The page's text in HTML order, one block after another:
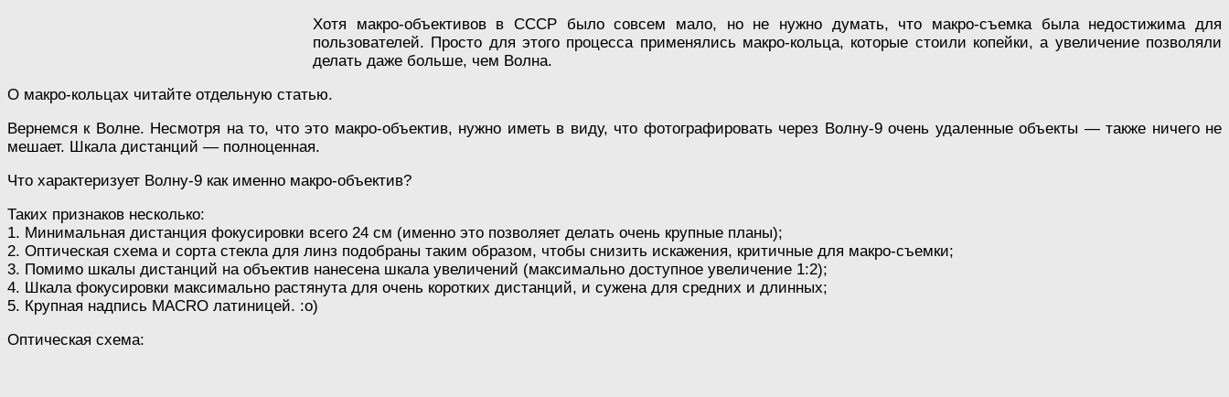
Хотя макро-объективов в СССР было совсем мало, но не нужно думать, что макро-съемка была недостижима для
пользователей. Просто для этого процесса применялись макро-кольца, которые стоили копейки, а увеличение позволяли
делать даже больше, чем Волна.
О макро-кольцах читайте отдельную статью.
Вернемся к Волне. Несмотря на то, что это макро-объектив, нужно иметь в виду, что фотографировать через Волну-9 очень удаленные объекты — также ничего не
мешает. Шкала дистанций — полноценная.
Что характеризует Волну-9 как именно макро-объектив?
Таких признаков несколько:
1. Минимальная дистанция фокусировки всего 24 см (именно это позволяет делать очень крупные планы);
2. Оптическая схема и сорта стекла для линз подобраны таким образом, чтобы снизить искажения, критичные для макро-съемки;
3. Помимо шкалы дистанций на объектив нанесена шкала увеличений (максимально доступное увеличение 1:2);
4. Шкала фокусировки максимально растянута для очень коротких дистанций, и сужена для средних и длинных;
5. Крупная надпись MACRO латиницей. :о)
Оптическая схема: